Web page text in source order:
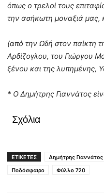
όπως ο τρελοί τους
την ασήκωτη μοναξιά μας,
(από την Ωδή στον παίκτη
Αρδίζογλου, του Γιώργου
ξένου και της λυπημένης,
* Ο Δημήτρης Γιαννάτος
Σχόλια
ΕΤΙΚΕΤΕΣ Δημήτρης Γιαννάτος
Ποδόσφαιρο
Φύλλο 720